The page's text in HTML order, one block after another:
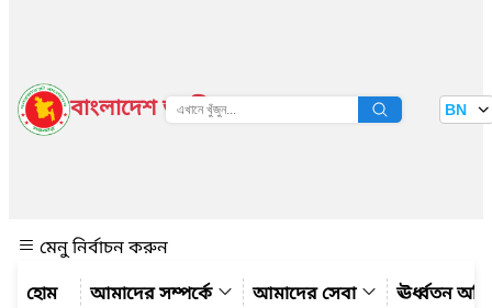
বাংলাদেশ জাতীয় তথ্য বাতায়ন BN
মেনু নির্বাচন করুন
আমাদের সম্পর্কে
আমাদের সেবা ঊর্ধ্বতন